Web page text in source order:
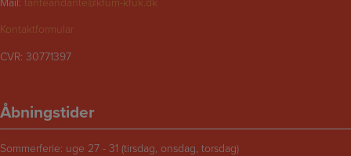
Kontaktformular
CVR: 30771397
Åbningstider
Sommerferie: uge 27 - 31 (tirsdag, onsdag, torsdag)